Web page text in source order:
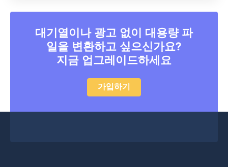
대기열이나 광고 없이 대용량 파
일을 변환하고 싶으신가요?
지금 업그레이드하세요
가입하기